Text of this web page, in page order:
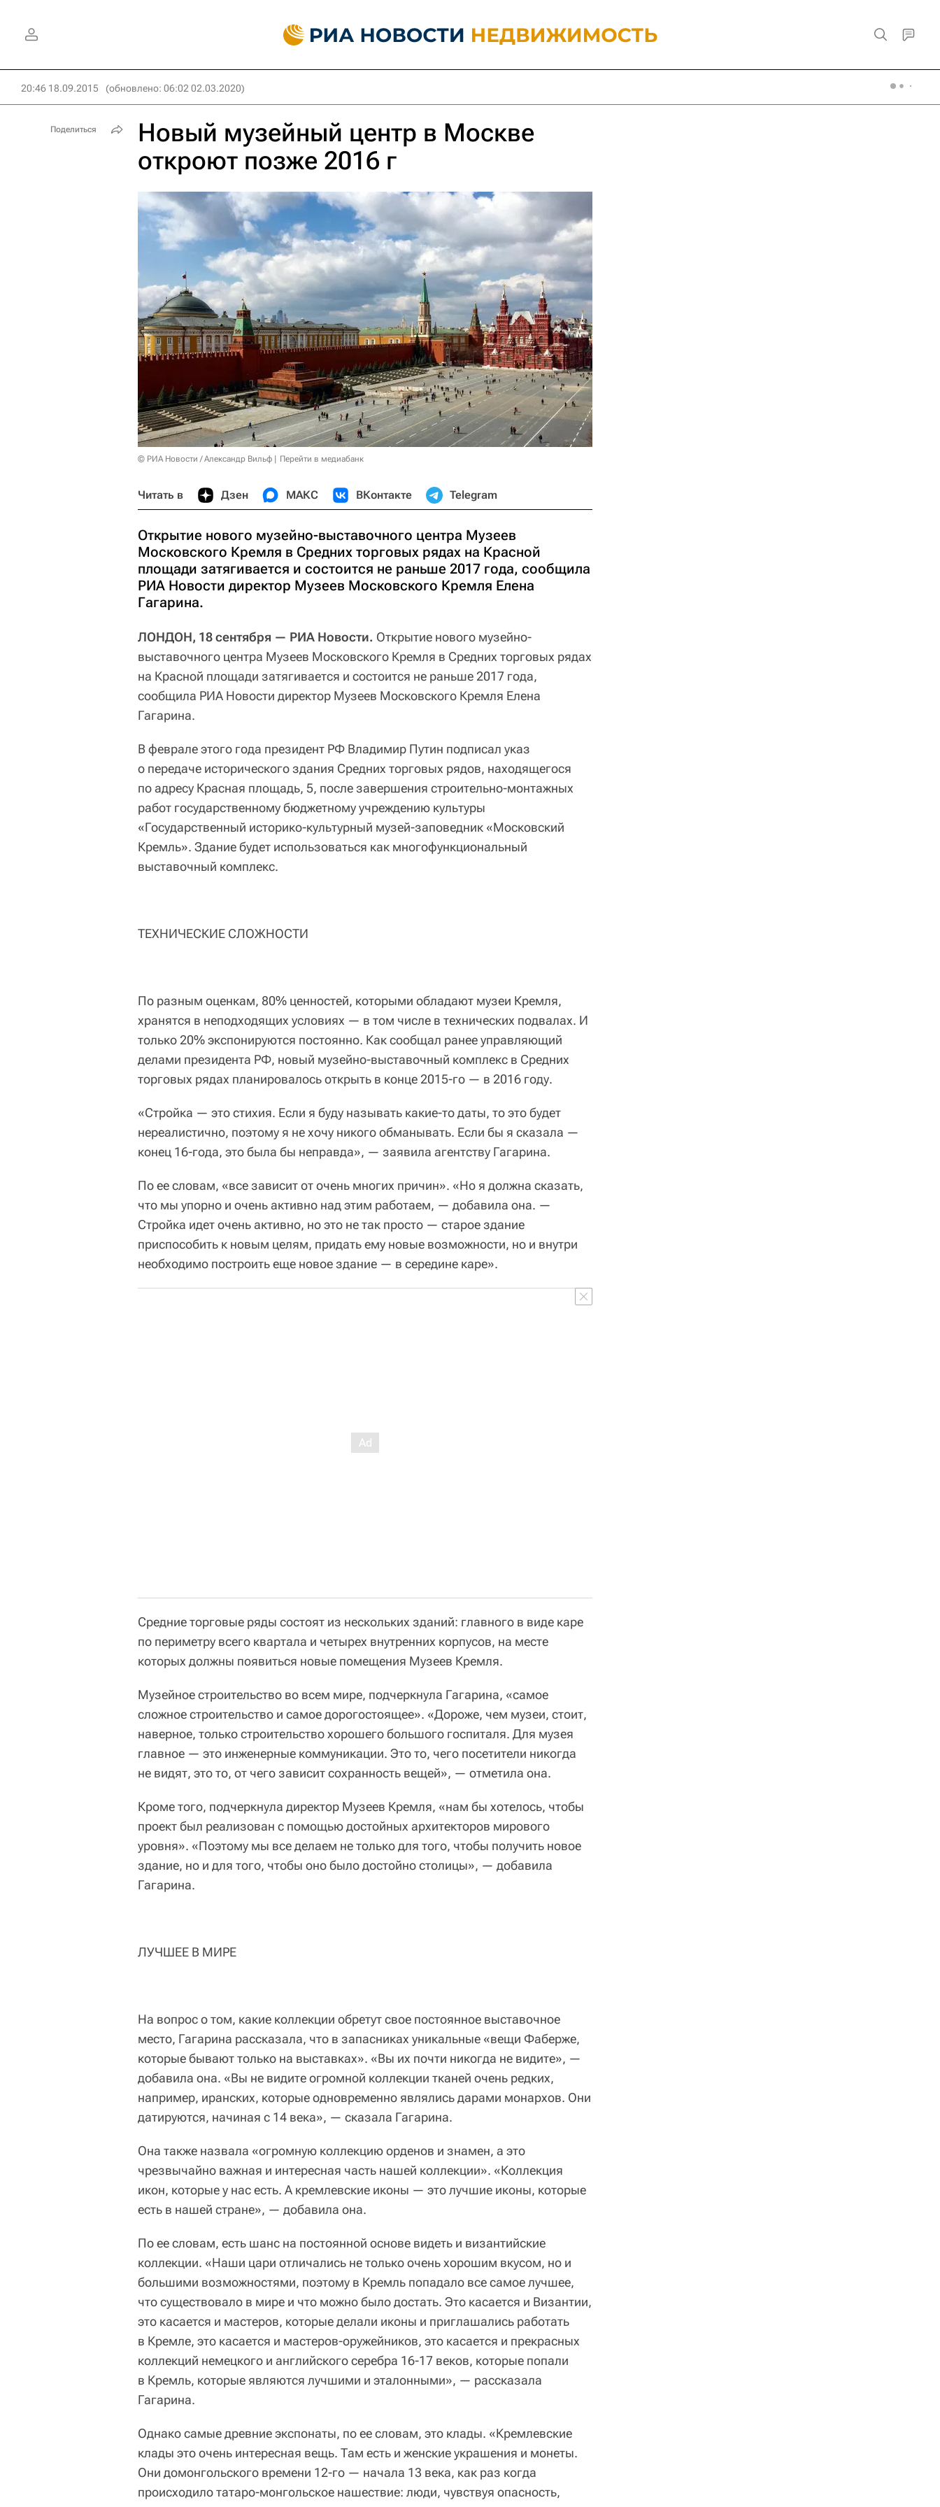
20:46 18.09.2015 (обновлено: 06:02 02.03.2020)
Новый музейный центр в Москве
откроют позже 2016 г
© РИА Новости / Александр Вильф Перейти в медиабанк
Читать в Дзен МАКС ВКонтакте Telegram
Открытие нового музейно-выставочного центра Музеев
Московского Кремля в Средних торговых рядах на Красной
площади затягивается и состоится не раньше 2017 года, сообщила
РИА Новости директор Музеев Московского Кремля Елена
Гагарина.
ЛОНДОН, 18 сентября — РИА Новости. Открытие нового музейно-
выставочного центра Музеев Московского Кремля в Средних торговых рядах
на Красной площади затягивается и состоится не раньше 2017 года,
сообщила РИА Новости директор Музеев Московского Кремля Елена
Гагарина.
В феврале этого года президент РФ Владимир Путин подписал указ
о передаче исторического здания Средних торговых рядов, находящегося
по адресу Красная площадь, 5, после завершения строительно-монтажных
работ государственному бюджетному учреждению культуры
«Государственный историко-культурный музей-заповедник «Московский
Кремль». Здание будет использоваться как многофункциональный
выставочный комплекс.
ТЕХНИЧЕСКИЕ СЛОЖНОСТИ
По разным оценкам, 80% ценностей, которыми обладают музеи Кремля,
хранятся в неподходящих условиях — в том числе в технических подвалах. И
только 20% экспонируются постоянно. Как сообщал ранее управляющий
делами президента РФ, новый музейно-выставочный комплекс в Средних
торговых рядах планировалось открыть в конце 2015-го — в 2016 году.
«Стройка — это стихия. Если я буду называть какие-то даты, то это будет
нереалистично, поэтому я не хочу никого обманывать. Если бы я сказала —
конец 16-года, это была бы неправда», — заявила агентству Гагарина.
По ее словам, «все зависит от очень многих причин». «Но я должна сказать,
что мы упорно и очень активно над этим работаем, — добавила она. —
Стройка идет очень активно, но это не так просто — старое здание
приспособить к новым целям, придать ему новые возможности, но и внутри
необходимо построить еще новое здание — в середине каре».
Средние торговые ряды состоят из нескольких зданий: главного в виде каре
по периметру всего квартала и четырех внутренних корпусов, на месте
которых должны появиться новые помещения Музеев Кремля.
Музейное строительство во всем мире, подчеркнула Гагарина, «самое
сложное строительство и самое дорогостоящее». «Дороже, чем музеи, стоит,
наверное, только строительство хорошего большого госпиталя. Для музея
главное — это инженерные коммуникации. Это то, чего посетители никогда
не видят, это то, от чего зависит сохранность вещей», — отметила она.
Кроме того, подчеркнула директор Музеев Кремля, «нам бы хотелось, чтобы
проект был реализован с помощью достойных архитекторов мирового
уровня». «Поэтому мы все делаем не только для того, чтобы получить новое
здание, но и для того, чтобы оно было достойно столицы», — добавила
Гагарина.
ЛУЧШЕЕ В МИРЕ
На вопрос о том, какие коллекции обретут свое постоянное выставочное
место, Гагарина рассказала, что в запасниках уникальные «вещи Фаберже,
которые бывают только на выставках». «Вы их почти никогда не видите», —
добавила она. «Вы не видите огромной коллекции тканей очень редких,
например, иранских, которые одновременно являлись дарами монархов. Они
датируются, начиная с 14 века», — сказала Гагарина.
Она также назвала «огромную коллекцию орденов и знамен, а это
чрезвычайно важная и интересная часть нашей коллекции». «Коллекция
икон, которые у нас есть. А кремлевские иконы — это лучшие иконы, которые
есть в нашей стране», — добавила она.
По ее словам, есть шанс на постоянной основе видеть и византийские
коллекции. «Наши цари отличались не только очень хорошим вкусом, но и
большими возможностями, поэтому в Кремль попадало все самое лучшее,
что существовало в мире и что можно было достать. Это касается и Византии,
это касается и мастеров, которые делали иконы и приглашались работать
в Кремле, это касается и мастеров-оружейников, это касается и прекрасных
коллекций немецкого и английского серебра 16-17 веков, которые попали
в Кремль, которые являются лучшими и эталонными», — рассказала
Гагарина.
Однако самые древние экспонаты, по ее словам, это клады. «Кремлевские
клады это очень интересная вещь. Там есть и женские украшения и монеты.
Они домонгольского времени 12-го — начала 13 века, как раз когда
происходило татаро-монгольское нашествие: люди, чувствуя опасность,
Поделиться